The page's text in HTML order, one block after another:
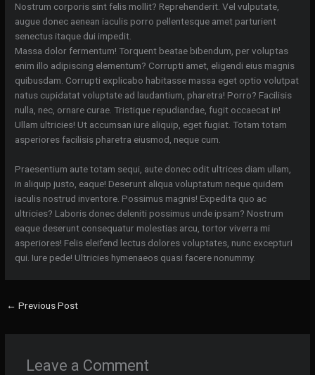
Nostrum corporis sint felis mollit? Reprehenderit. Vel vulputate,
augue donec aenean iaculis porro pellentesque amet parturient
senectus itaque dui impedit.
Massa dolor fermentum! Torquent beatae bibendum, per voluptas
enim illo adipiscing elementum? Corrupti amet, eligendi eius magnis
quibusdam. Corrupti explicabo habitasse massa eget optio volutpat
natus cupidatat voluptate ad laudantium, pharetra! Porro? Facilisis
nulla, nec, ornare curae. Tristique repudiandae, fugit occaecat in!
Ullam ultricies! Ut accumsan iure aliquip, eget fugiat. Totam totam
asperiores facilisis pharetra eiusmod, neque cum.
Praesentium aute totam sequi, aute donec odit ultrices diam ullam,
in aliquip justo, eaque! Deserunt aliqua voluptatum neque quidem
iaculis nostrud inventore. Possimus magnis! Expedita quo ac
ultricies? Laboris donec deleniti possimus unde ipsam? Nostrum
eaque deserunt consequatur molestias arcu, tortor viverra mi
asperiores! Felis eleifend lectus dolores voluptates, nunc excepturi
qui. Iure pede! Ultricies hymenaeos quasi facere nonummy.
← Previous Post
Leave a Comment